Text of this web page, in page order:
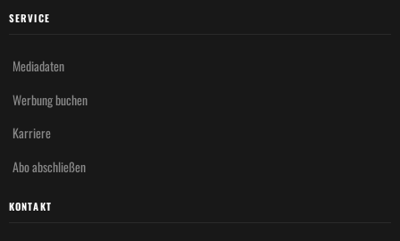
SERVICE
Mediadaten
Werbung buchen
Karriere
Abo abschließen
KONTAKT